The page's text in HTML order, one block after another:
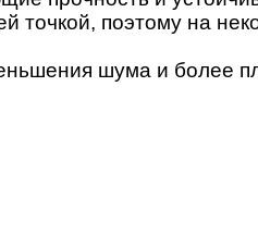
точкой, поэтому на
шума и более